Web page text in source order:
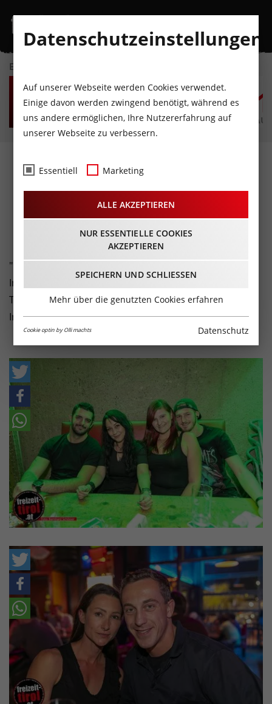
EVENTKALENDER
SA
8
AUGUST
SO
9
AUGUST
MO
10
AUGUST
DI
11
AUGUST
MI
12
AUGUST
Fotos- Coffee Bar
Innsbruck
15.09.2018
"DJ´s in the Hosue" - eine neue Serie in der Coffee Bar
Innsbruck. DJ Tito69 rockte Samstag Nacht an den
Turntables die Coffee Bar - hier die Bilder aus
Innsbruck!
Datenschutzeinstellungen
Auf unserer Webseite werden Cookies verwendet.
Einige davon werden zwingend benötigt, während es
uns andere ermöglichen, Ihre Nutzererfahrung auf
unserer Webseite zu verbessern.
Essentiell Marketing
ALLE AKZEPTIEREN
NUR ESSENTIELLE COOKIES
AKZEPTIEREN
SPEICHERN UND SCHLIESSEN
Mehr über die genutzten Cookies erfahren
Cookie optin by Olli machts Datenschutz